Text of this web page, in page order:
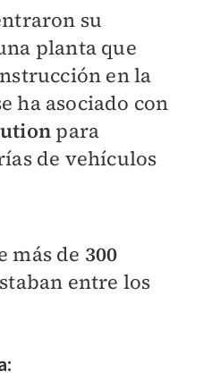
su
planta que
en la
ha asociado con
para
de vehículos
más de 300
entre los